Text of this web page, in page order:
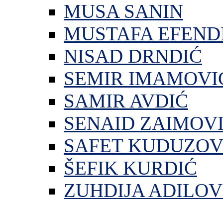
MUSA SANIN
MUSTAFA
NISAD DRNDIĆ
SEMIR
SAMIR AVDIĆ
SENAID
SAFET
ŠEFIK KURDIĆ
ZUHDIJA